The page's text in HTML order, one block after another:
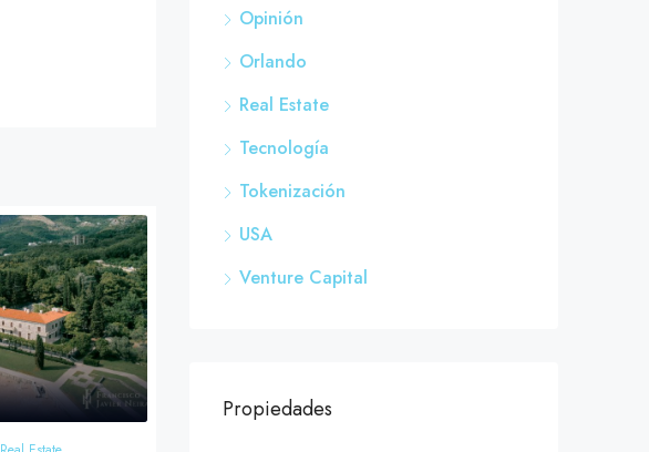
Opinión
Orlando
Real Estate
Tecnología
Tokenización
USA
Venture Capital
Propiedades